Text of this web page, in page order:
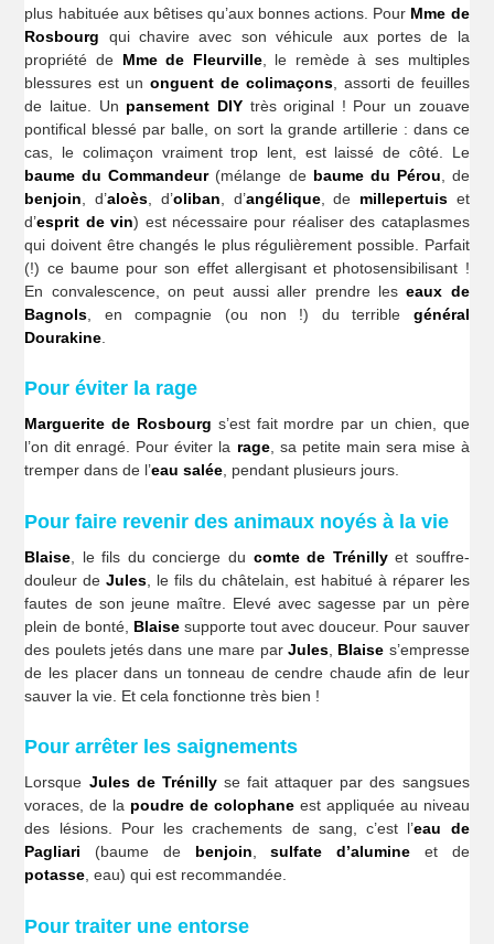
plus habituée aux bêtises qu’aux bonnes actions. Pour Mme de
Rosbourg qui chavire avec son véhicule aux portes de la
propriété de Mme de Fleurville, le remède à ses multiples
blessures est unonguent de colimaçons, assorti de feuilles
de laitue. Un pansement DIYtrès original ! Pour un zouave
pontifical blessé par balle, on sort la grande artillerie : dans ce
cas, le colimaçon vraiment trop lent, est laissé de côté. Le
baume du Commandeur(mélange de baume du Pérou , de
benjoin , d’aloès , d’oliban , d’angélique, de millepertuiset
d’esprit de vin) est nécessaire pour réaliser des cataplasmes
qui doivent être changés le plus régulièrement possible. Parfait
(!) ce baume pour son effet allergisant et photosensibilisant !
En convalescence, on peut aussi aller prendre leseaux de
Bagnols , en compagnie (ou non !) du terrible général
Dourakine
Pour éviter la rage
Marguerite de Rosbourg s’est fait mordre par un chien, que
l’on dit enragé. Pour éviter la rage, sa petite main sera mise à
tremper dans de l’eau salée , pendant plusieurs jours.
Pour faire revenir des animaux noyés à la vie
Blaise , le fils du concierge du comte de Trénillyet souffre-
douleur deJules , le fils du châtelain, est habitué à réparer les
fautes de son jeune maître. Elevé avec sagesse par un père
plein de bonté, Blaise supporte tout avec douceur. Pour sauver
des poulets jetés dans une mare par Jules, Blaise s’empresse
de les placer dans un tonneau de cendre chaude afin de leur
sauver la vie. Et cela fonctionne très bien !
Pour arrêter les saignements
Lorsque Jules de Trénillyse fait attaquer par des sangsues
voraces, de la poudre de colophaneest appliquée au niveau
des lésions. Pour les crachements de sang, c’est l’eau de
Pagliari (baume de benjoin ,sulfate d’alumine et de
potasse , eau) qui est recommandée.
Pour traiter une entorse